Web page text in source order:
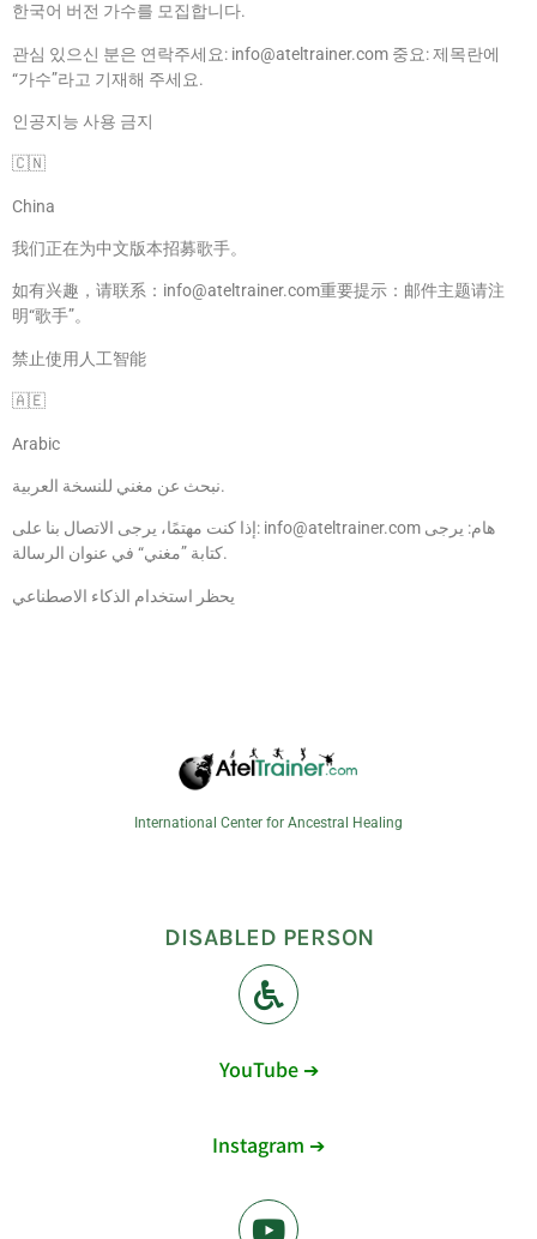
한국어 버전 가수를 모집합니다.
관심 있으신 분은 연락주세요: info@ateltrainer.com 중요: 제목란에
“가수”라고 기재해 주세요.
인공지능 사용 금지
🇨🇳
China
我们正在为中文版本招募歌手。
如有兴趣，请联系：info@ateltrainer.com重要提示：邮件主题请注
明“歌手”。
禁止使用人工智能
🇦🇪
Arabic
نبحث عن مغني للنسخة العربية.
إذا كنت مهتمًا، يرجى الاتصال بنا على: info@ateltrainer.com هام: يرجى
كتابة ”مغني“ في عنوان الرسالة.
يحظر استخدام الذكاء الاصطناعي
International Center for Ancestral Healing
DISABLED PERSON
YouTube ➔
Instagram ➔